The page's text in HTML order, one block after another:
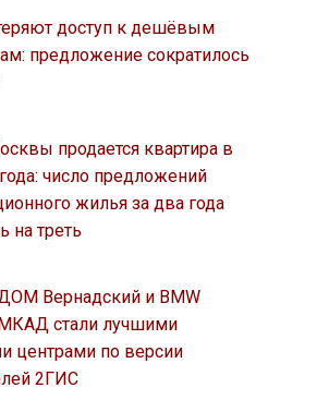
доступ к дешёвым
предложение сократилось
продается квартира в
число предложений
жилья за два года
на треть
Вернадский и BMW
стали лучшими
центрами по версии
2ГИС